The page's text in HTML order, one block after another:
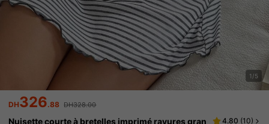
1/5
DH326.88 DH328.00
Nuisette courte à bretelles imprimé rayures gran
4.80 (10)